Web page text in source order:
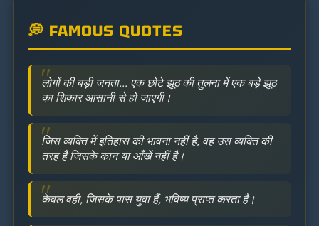
💭 FAMOUS QUOTES
लोगों की बड़ी जनता... एक छोटे झूठ की तुलना में एक बड़े झूठ
का शिकार आसानी से हो जाएगी।
जिस व्यक्ति में इतिहास की भावना नहीं है, वह उस व्यक्ति की
तरह है जिसके कान या आँखें नहीं हैं।
केवल वही, जिसके पास युवा हैं, भविष्य प्राप्त करता है।